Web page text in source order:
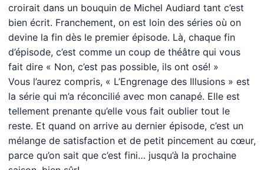
croirait dans un bouquin de Michel Audiard tant c’est
bien écrit. Franchement, on est loin des séries où on
devine la fin dès le premier épisode. Là, chaque fin
d’épisode, c’est comme un coup de théâtre qui vous
fait dire « Non, c’est pas possible, ils ont osé! »
Vous l’aurez compris, « L’Engrenage des Illusions » est
la série qui m’a réconcilié avec mon canapé. Elle est
tellement prenante qu’elle vous fait oublier tout le
reste. Et quand on arrive au dernier épisode, c’est un
mélange de satisfaction et de petit pincement au cœur,
parce qu’on sait que c’est fini… jusqu’à la prochaine